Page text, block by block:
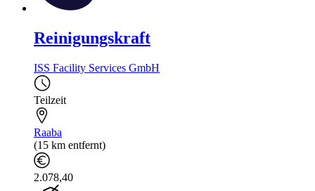
Reinigungskraft
ISS Facility Services GmbH
Teilzeit
Raaba
(15 km entfernt)
2.078,40